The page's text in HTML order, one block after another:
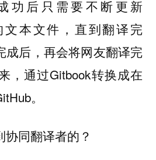
功后只需要不断更新
文本文件，直到翻译完
成后，再会将网友翻译完
，通过Gitbook转换成在
。
同翻译者的？